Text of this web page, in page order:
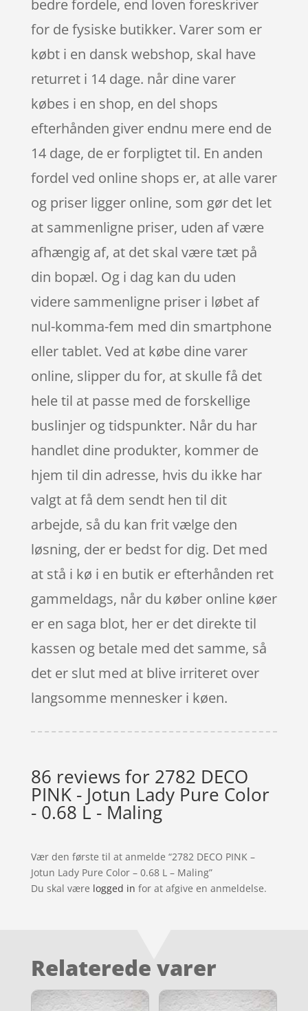
bedre fordele, end loven foreskriver
for de fysiske butikker. Varer som er
købt i en dansk webshop, skal have
returret i 14 dage. når dine varer
købes i en shop, en del shops
efterhånden giver endnu mere end de
14 dage, de er forpligtet til. En anden
fordel ved online shops er, at alle varer
og priser ligger online, som gør det let
at sammenligne priser, uden af være
afhængig af, at det skal være tæt på
din bopæl. Og i dag kan du uden
videre sammenligne priser i løbet af
nul-komma-fem med din smartphone
eller tablet. Ved at købe dine varer
online, slipper du for, at skulle få det
hele til at passe med de forskellige
buslinjer og tidspunkter. Når du har
handlet dine produkter, kommer de
hjem til din adresse, hvis du ikke har
valgt at få dem sendt hen til dit
arbejde, så du kan frit vælge den
løsning, der er bedst for dig. Det med
at stå i kø i en butik er efterhånden ret
gammeldags, når du køber online køer
er en saga blot, her er det direkte til
kassen og betale med det samme, så
det er slut med at blive irriteret over
langsomme mennesker i køen.
86 reviews for 2782 DECO
PINK - Jotun Lady Pure Color
- 0.68 L - Maling
Vær den første til at anmelde “2782 DECO PINK –
Jotun Lady Pure Color – 0.68 L – Maling”
Du skal være logged in for at afgive en anmeldelse.
Relaterede varer